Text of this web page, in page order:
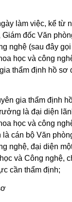
làm việc, kể từ
đốc Văn
nghệ (sau đây
học và công
thẩm định hồ sơ
gia thẩm định
là đại diện
học và công
là cán bộ Văn
nghệ, đại diện
và Công nghệ,
cần thẩm định;